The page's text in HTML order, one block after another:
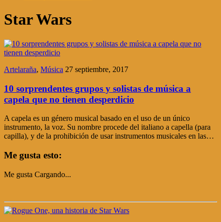
Star Wars
Artelaraña, Música 27 septiembre, 2017
10 sorprendentes grupos y solistas de música a
capela que no tienen desperdicio
A capela es un género musical basado en el uso de un único
instrumento, la voz. Su nombre procede del italiano a capella (para
capilla), y de la prohibición de usar instrumentos musicales en las…
Me gusta esto:
Me gusta Cargando...